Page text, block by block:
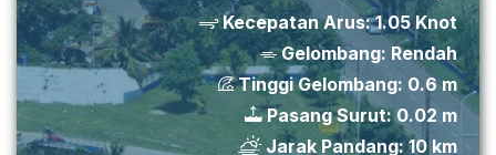
Kecepatan Arus:1.05Knot
Gelombang: Rendah
Tinggi Gelombang: 0.6m
Pasang Surut: 0.02 m
Jarak Pandang:10 km